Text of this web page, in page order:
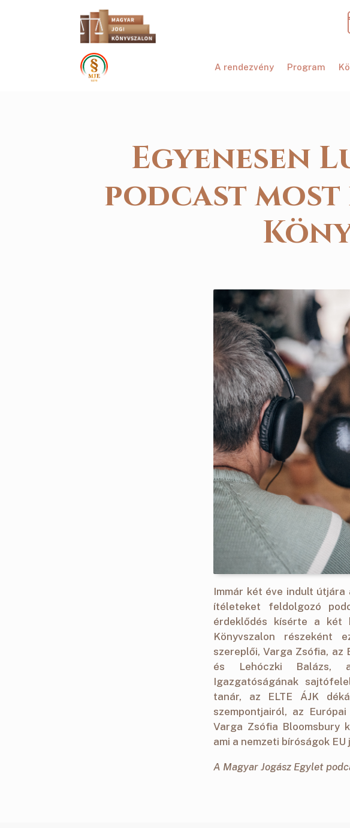
A rendezvény Program
Egyenesen
podcast
Immár két éve indult
ítéleteket feldolgozó
érdeklődés kísérte a két
Könyvszalon részeként
szereplői, Varga Zsófia, az
és Lehóczki Balázs,
Igazgatóságának
tanár, az ELTE ÁJK
szempontjairól, az
Varga Zsófia Bloomsbury
ami a nemzeti bíróságok
A Magyar Jogász Egylet